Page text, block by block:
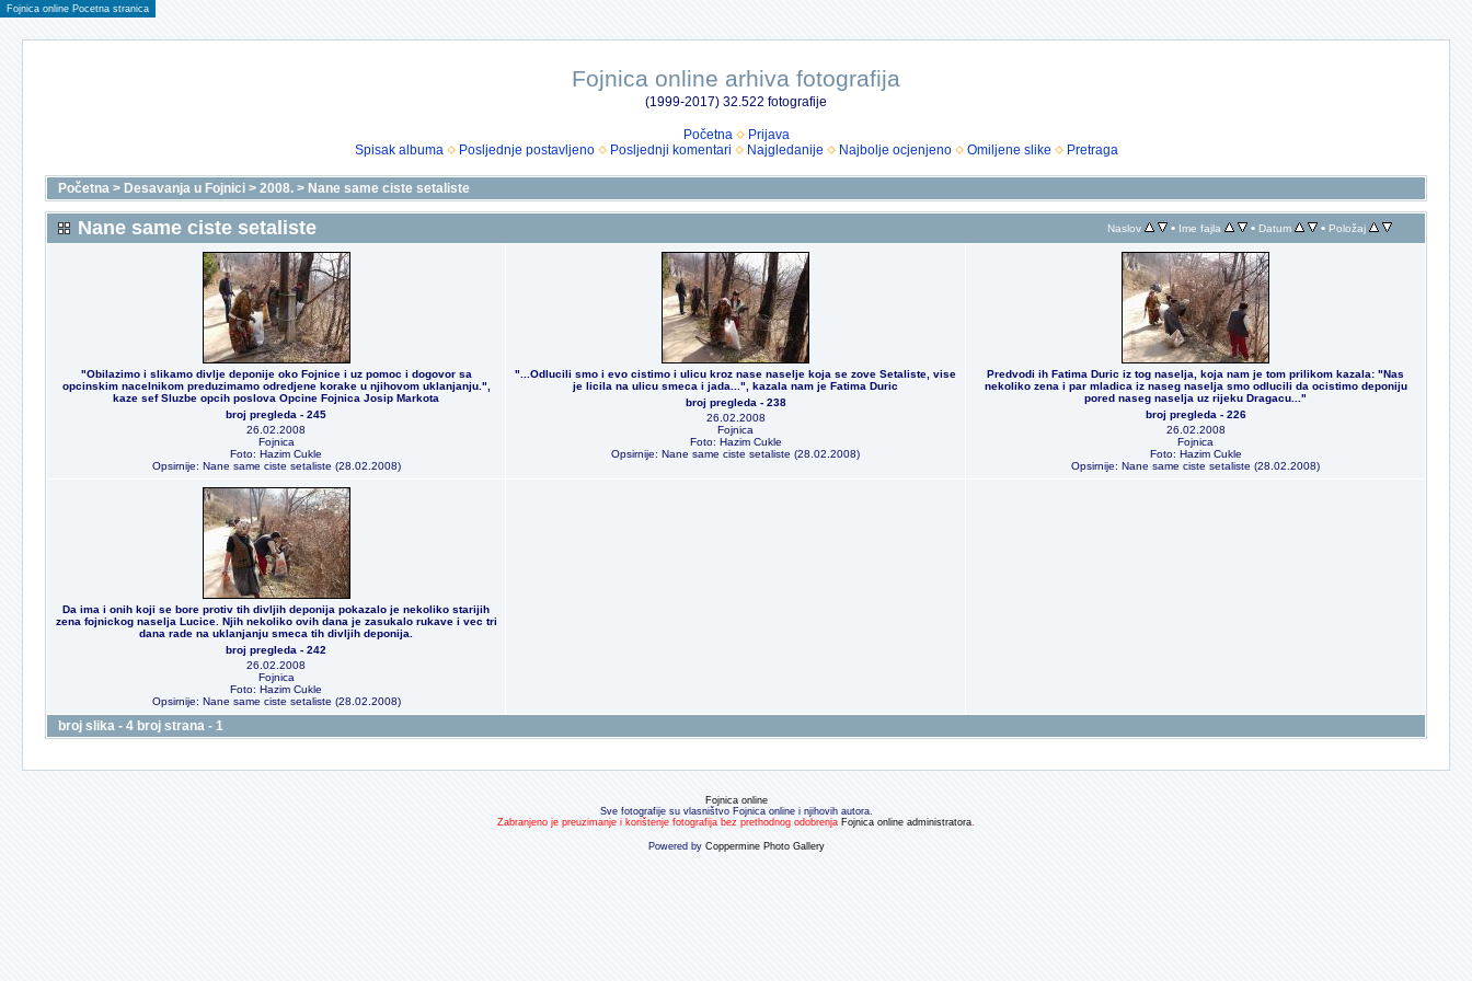
Fojnica online Pocetna stranica
Fojnica online arhiva fotografija
(1999-2017) 32.522 fotografije
Početna
Prijava
Spisak albuma
Posljednje postavljeno Posljednji komentari Najgledanije Najbolje ocjenjeno Omiljene slike Pretraga
Početna > Desavanja u Fojnici > 2008. > Nane same ciste setaliste
Nane same ciste setaliste Naslov • Ime fajla • Datum • Položaj
"Obilazimo i slikamo divlje deponije oko Fojnice i uz pomoc i dogovor sa
opcinskim nacelnikom preduzimamo odredjene korake u njihovom uklanjanju.",
kaze sef Sluzbe opcih poslova Opcine Fojnica Josip Markota
broj pregleda - 245
26.02.2008
Fojnica
Foto: Hazim Cukle
Opsirnije: Nane same ciste setaliste (28.02.2008)
"...Odlucili smo i evo cistimo i ulicu kroz nase naselje koja se zove Setaliste, vise
je licila na ulicu smeca i jada...", kazala nam je Fatima Duric
broj pregleda - 238
26.02.2008
Fojnica
Foto: Hazim Cukle
Opsirnije: Nane same ciste setaliste (28.02.2008)
Predvodi ih Fatima Duric iz tog naselja, koja nam je tom prilikom kazala: "Nas
nekoliko zena i par mladica iz naseg naselja smo odlucili da ocistimo deponiju
pored naseg naselja uz rijeku Dragacu..."
broj pregleda - 226
26.02.2008
Fojnica
Foto: Hazim Cukle
Opsirnije: Nane same ciste setaliste (28.02.2008)
Da ima i onih koji se bore protiv tih divljih deponija pokazalo je nekoliko starijih
zena fojnickog naselja Lucice. Njih nekoliko ovih dana je zasukalo rukave i vec tri
dana rade na uklanjanju smeca tih divljih deponija.
broj pregleda - 242
26.02.2008
Fojnica
Foto: Hazim Cukle
Opsirnije: Nane same ciste setaliste (28.02.2008)
broj slika - 4 broj strana - 1
Fojnica online
Sve fotografije su vlasništvo Fojnica online i njihovih autora.
Zabranjeno je preuzimanje i korištenje fotografija bez prethodnog odobrenja Fojnica online administratora.
Powered by Coppermine Photo Gallery